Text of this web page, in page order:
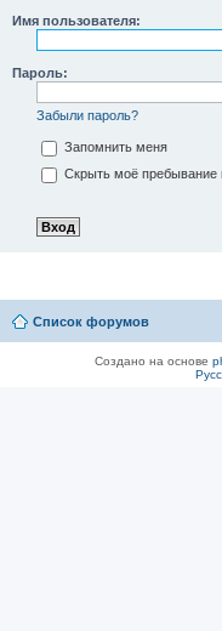
Имя пользователя:
Пароль:
Забыли пароль?
Запомнить меня
Скрыть моё пребывание
Список форумов
Создано на основе